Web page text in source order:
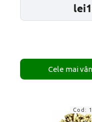
Cele mai
Cod: